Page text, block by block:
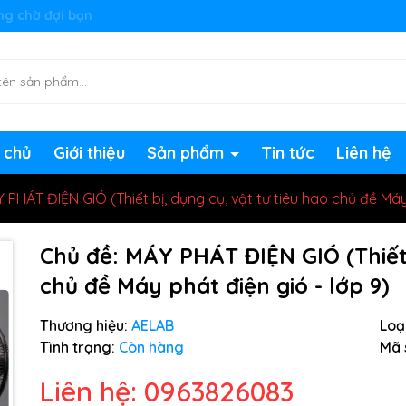
chờ đợi bạn
Giới thiệu Sản phẩm Tin tức Liên hệ
PHÁT ĐIỆN GIÓ (Thiết bị, dụng cụ, vật tư tiêu hao chủ đề
Chủ đề: MÁY PHÁT ĐIỆN GIÓ
chủ đề Máy phát điện gió - lớp 9)
Thương hiệu: AELAB
Tình trạng: Còn hàng Mã
Liên hệ: 0963826083